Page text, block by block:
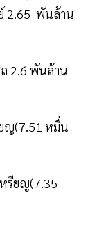
2.65 พันล้าน
2.6 พันล้าน
ญ(7.51 หมื่น
รียญ(7.35